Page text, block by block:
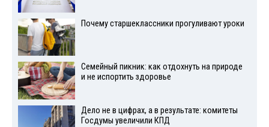
Почему старшеклассники прогуливают уроки
Семейный пикник: как отдохнуть на природе
и не испортить здоровье
Дело не в цифрах, а в результате: комитеты
Госдумы увеличили КПД